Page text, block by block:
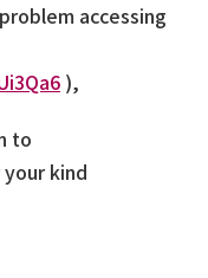
accessing
),
to
kind